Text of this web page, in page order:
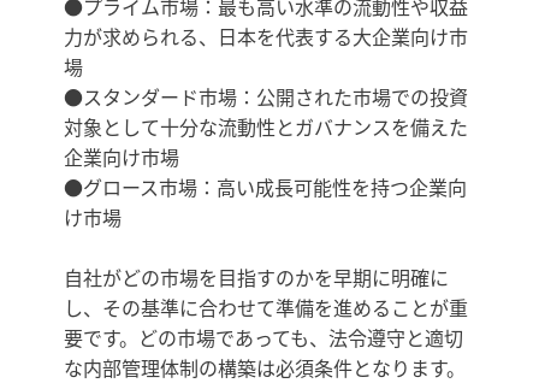
●プライム市場：最も高い水準の流動性や収益
力が求められる、日本を代表する大企業向け市
場
●スタンダード市場：公開された市場での投資
対象として十分な流動性とガバナンスを備えた
企業向け市場
●グロース市場：高い成長可能性を持つ企業向
け市場
自社がどの市場を目指すのかを早期に明確に
し、その基準に合わせて準備を進めることが重
要です。どの市場であっても、法令遵守と適切
な内部管理体制の構築は必須条件となります。